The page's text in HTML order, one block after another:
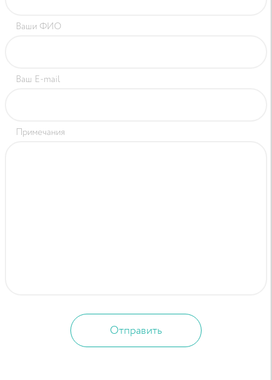
Ваши ФИО
Ваш E-mail
Примечания